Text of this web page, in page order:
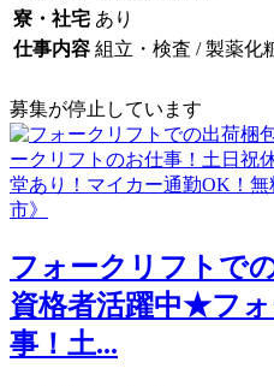
寮・社宅 あり
仕事内容 組立・検査 / 製薬化
募集が停止しています
フォークリフトで
資格者活躍中★フ
事！土...